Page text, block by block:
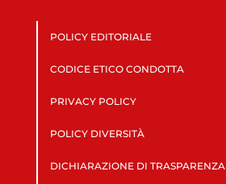
POLICY EDITORIALE
CODICE ETICO CONDOTTA
PRIVACY POLICY
POLICY DIVERSITÀ
DICHIARAZIONE DI TRASPARENZA